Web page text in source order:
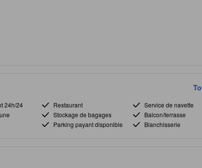
24h/24 Restaurant
Service de navette
Stockage de bagages
Balcon/terrasse
Parking payant disponible Blanchisserie